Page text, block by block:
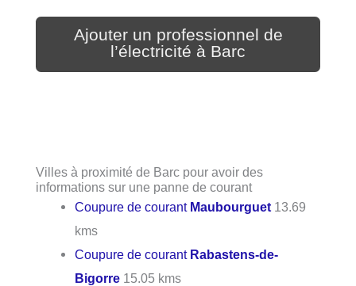
Ajouter un professionnel de
l’électricité à Barc
Villes à proximité de Barc pour avoir des
informations sur une panne de courant
Coupure de courant Maubourguet 13.69
kms
Coupure de courant Rabastens-de-
Bigorre 15.05 kms